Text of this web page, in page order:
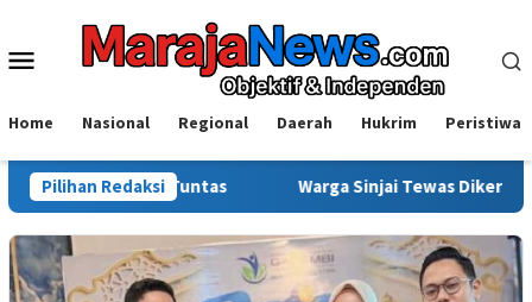
konten
Menu
Home Nasional Regional Daerah Hukrim Peristiwa
Pilihan Redaksi
Usut Tuntas Warga Sinjai Tewas Dikeroyok di